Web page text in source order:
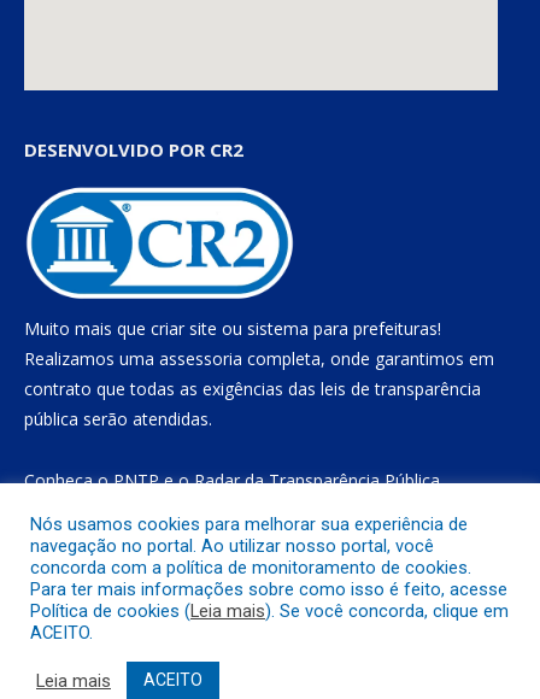
DESENVOLVIDO POR CR2
Muito mais que criar site ou sistema para prefeituras!
Realizamos uma assessoria completa, onde garantimos em
contrato que todas as exigências das leis de transparência
pública serão atendidas.
Conheça oPNTPe oRadar da Transparência Pública
Todos os direitos reservados a Prefeitura Municipal de Gurupá
Mapa do Site
Acessar o Webmail
Nós usamos cookies para melhorar sua experiência de
navegação no portal. Ao utilizar nosso portal, você
concorda com a política de monitoramento de cookies.
Para ter mais informações sobre como isso é feito, acesse
Política de cookies (Leia mais). Se você concorda, clique em
ACEITO.
Leia mais ACEITO